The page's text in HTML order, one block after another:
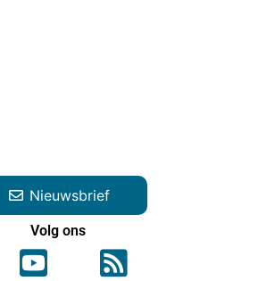
Nieuwsbrief
Volg ons